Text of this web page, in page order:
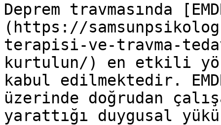
Deprem travmasında
(https://
terapisi-ve-travma-
kurtulun/) en etkili
kabul edilmektedir.
üzerinde doğrudan
yarattığı duygusal